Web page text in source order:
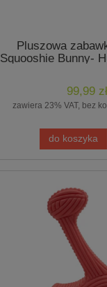
Pluszowa
Squooshie Bunny-
99,99 zł
zawiera 23% VAT, bez
do koszyka